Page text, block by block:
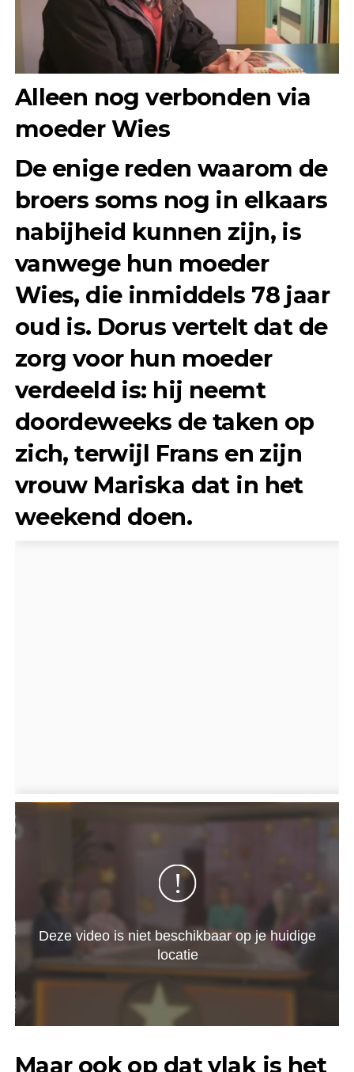
Alleen nog verbonden via
moeder Wies
De enige reden waarom de
broers soms nog in elkaars
nabijheid kunnen zijn, is
vanwege hun moeder
Wies, die inmiddels 78 jaar
oud is. Dorus vertelt dat de
zorg voor hun moeder
verdeeld is: hij neemt
doordeweeks de taken op
zich, terwijl Frans en zijn
vrouw Mariska dat in het
weekend doen.
Maar ook op dat vlak is het